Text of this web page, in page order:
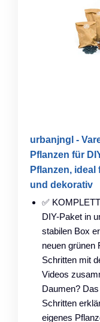
urbanjngl -
Pflanzen für
Pflanzen,
und dekorativ
✅
DIY-Paket in
stabilen Box
neuen grünen
Schritten mit
Videos
Daumen?
Schritten
eigenes